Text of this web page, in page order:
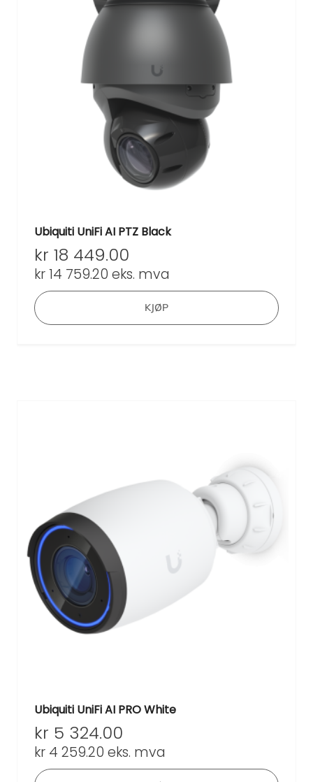
Ubiquiti UniFi AI PTZ Black
kr 18 449.00
kr14 759.20 eks. mva
KJØP
Ubiquiti UniFi AI PRO White
kr 5 324.00
kr 4 259.20 eks. mva